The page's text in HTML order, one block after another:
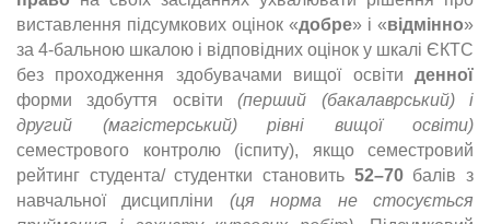
виставлення підсумкових оцінок «добре» і «відмінно»
за 4-бальною шкалою і відповідних оцінок у шкалі ЄКТС
без проходження здобувачами вищої освіти денної
форми здобуття освіти(перший (бакалаврський) і
другий (магістерський) рівні вищої освіти)
семестрового контролю (іспиту), якщо семестровий
рейтинг студента/ студентки становить 52–70балів з
навчальної дисципліни (ця норма не стосується